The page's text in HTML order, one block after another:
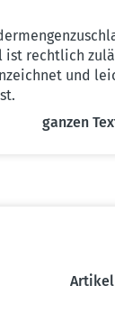
rechtlich
und
ganzen